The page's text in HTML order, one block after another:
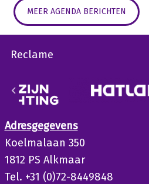
MEER AGENDA BERICHTEN
Reclame
Adresgegevens
Koelmalaan 350
1812 PS Alkmaar
Tel. +31 (0)72-8449848